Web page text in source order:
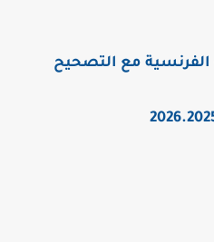
الفرنسية مع التصحيح